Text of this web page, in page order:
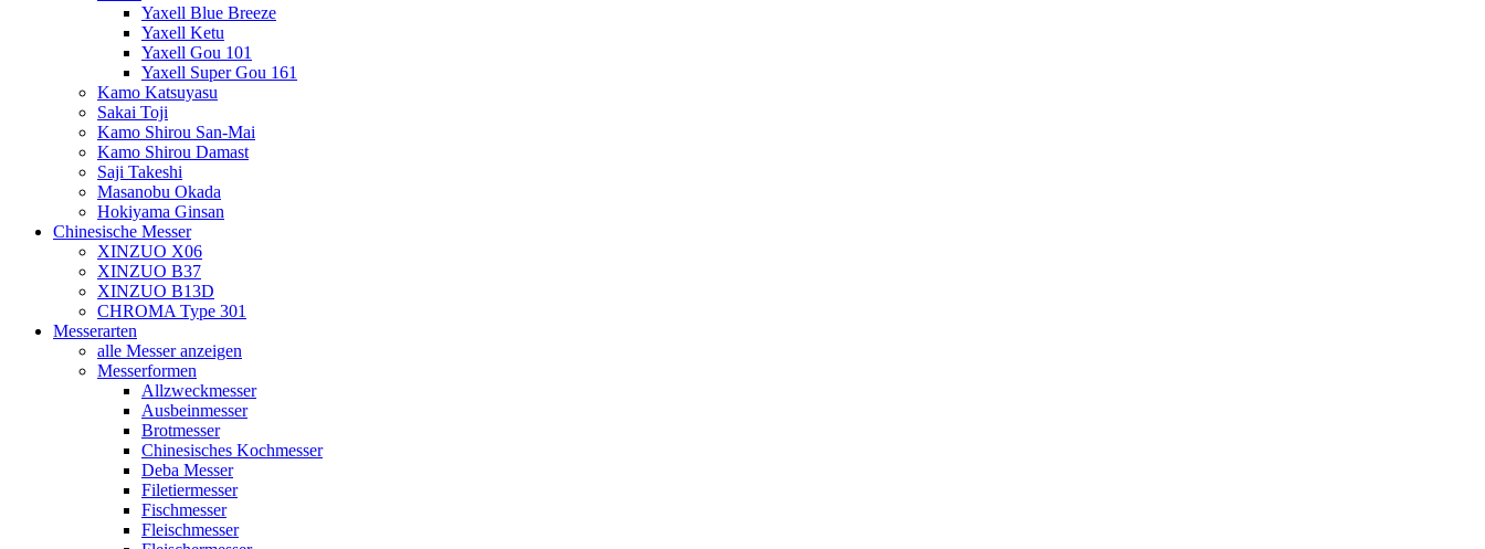
Yaxell Blue Breeze
Yaxell Ketu
Yaxell Gou 101
Yaxell Super Gou 161
Kamo Katsuyasu
Sakai Toji
Kamo Shirou San-Mai
Kamo Shirou Damast
Saji Takeshi
Masanobu Okada
Hokiyama Ginsan
Chinesische Messer
XINZUO X06
XINZUO B37
XINZUO B13D
CHROMA Type 301
Messerarten
alle Messer anzeigen
Messerformen
Allzweckmesser
Ausbeinmesser
Brotmesser
Chinesisches Kochmesser
Deba Messer
Filetiermesser
Fischmesser
Fleischmesser